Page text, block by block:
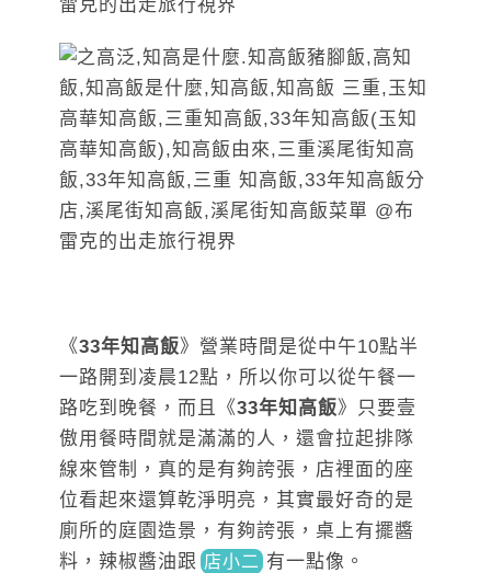
《33年知高飯》營業時間是從中午10點半
一路開到凌晨12點，所以你可以從午餐一
路吃到晚餐，而且《33年知高飯》只要壹
傲用餐時間就是滿滿的人，還會拉起排隊
線來管制，真的是有夠誇張，店裡面的座
位看起來還算乾淨明亮，其實最好奇的是
廁所的庭園造景，有夠誇張，桌上有擺醬
料，辣椒醬油跟 店小二 有一點像。